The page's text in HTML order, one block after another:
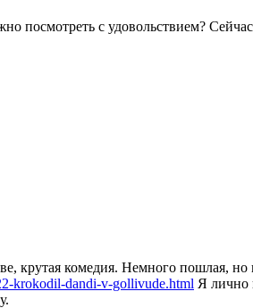
посмотреть с удовольствием?
крутая комедия. Немного пошлая, но
krokodil-dandi-v-gollivude.html Я лично